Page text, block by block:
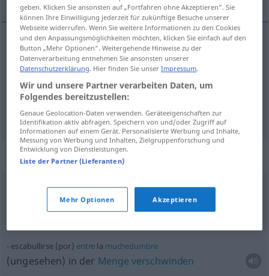
entgleiten, -schlüpfen escabullirse
entwischen escabullirse FIG
sichdrücken escabullirse FAM
Beispielsätze für "escabullirse"
entwischen,entgleiten
escabullirse (por) entre la muchedumbre
(ungesehen) in der Menge verschwinden
geben. Klicken Sie ansonsten auf „Fortfahren ohne Akzeptieren“. Sie
können Ihre Einwilligung jederzeit für zukünftige Besuche unserer
Webseite widerrufen. Wenn Sie weitere Informationen zu den Cookies
und den Anpassungsmöglichkeiten möchten, klicken Sie einfach auf den
Button „Mehr Optionen“. Weitergehende Hinweise zu der
Datenverarbeitung entnehmen Sie ansonsten unserer
Datenschutzerklärung. Hier finden Sie unserImpressum.
Wir und unsere Partner verarbeiten Daten, um
Folgendes bereitzustellen:
Genaue Geolocation-Daten verwenden. Geräteeigenschaften zur
Identifikation aktiv abfragen. Speichern von und/oder Zugriff auf
Informationen auf einem Gerät. Personalisierte Werbung und Inhalte,
Messung von Werbung und Inhalten, Zielgruppenforschung und
Entwicklung von Dienstleistungen.
Liste der Partner (Lieferanten)
Mehr Optionen Akzeptieren